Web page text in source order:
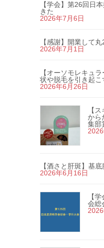
【学会】第26回日
きた
2026年7月6日
【感謝】開業して
2026年7月1日
【オーソモレキュ
状や脱毛を引き起こ
2026年6月26日
【
から
集部
【酒さと肝斑】基
2026年6月16日
【
会総